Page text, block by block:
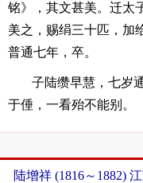
铭》，其文甚美。迁太
美之，赐绢三十匹，加
普通七年，卒。
子陆缵早慧，七岁
于倕，一看殆不能别。
陆增祥 (1816～1882)